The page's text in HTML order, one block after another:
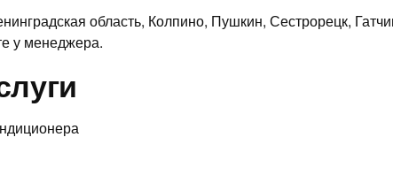
область, Колпино, Пушкин, Сестрорецк,
у менеджера.